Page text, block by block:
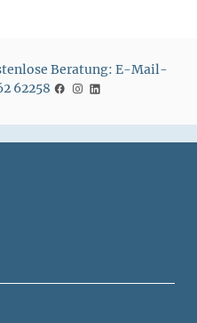
Beratung: E-Mail-
62258